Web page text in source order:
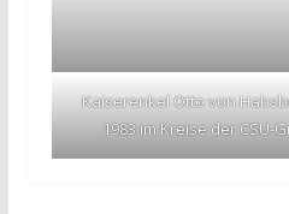
Kaiserenkel Otto von
1983 im Kreise der CSU-